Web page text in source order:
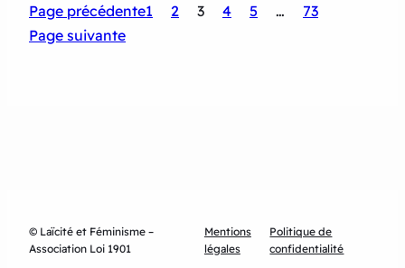
Page précédente1 2 3 4 5 …
73
Page suivante
© Laïcité et Féminisme –
Association Loi 1901
Mentions
légales
Politique de
confidentialité